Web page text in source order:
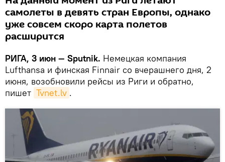
самолеты в девять стран Европы, однако
уже совсем скоро карта полетов
расширится
РИГА, 3 июн — Sputnik. Немецкая компания
Lufthansa и финская Finnair со вчерашнего дня, 2
июня, возобновили рейсы из Риги и обратно,
пишет Tvnet.lv .